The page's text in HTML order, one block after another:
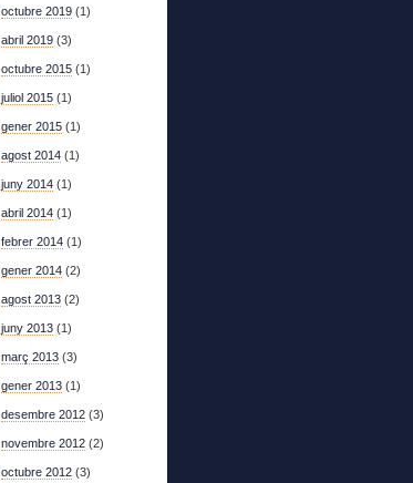
octubre 2019 (1)
abril 2019 (3)
octubre 2015 (1)
juliol 2015 (1)
gener 2015 (1)
agost 2014 (1)
juny 2014 (1)
abril 2014 (1)
febrer 2014 (1)
gener 2014 (2)
agost 2013 (2)
juny 2013 (1)
març 2013 (3)
gener 2013 (1)
desembre 2012 (3)
novembre 2012 (2)
octubre 2012 (3)